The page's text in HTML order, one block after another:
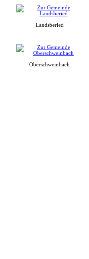
Landsberied
Oberschweinbach